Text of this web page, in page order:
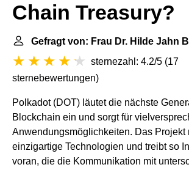
Chain Treasury?
Gefragt von: Frau Dr. Hilde Jahn
sternezahl: 4.2/5 (17
sternebewertungen)
Polkadot (DOT) läutet die nächste
Blockchain ein und sorgt für
Anwendungsmöglichkeiten. Das Projekt
einzigartige Technologien und treibt so
voran, die die Kommunikation mit